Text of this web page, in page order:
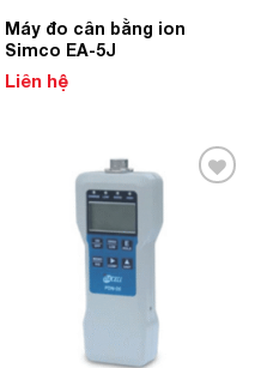
Máy đo cân bằng ion
Simco EA-5J
Liên hệ